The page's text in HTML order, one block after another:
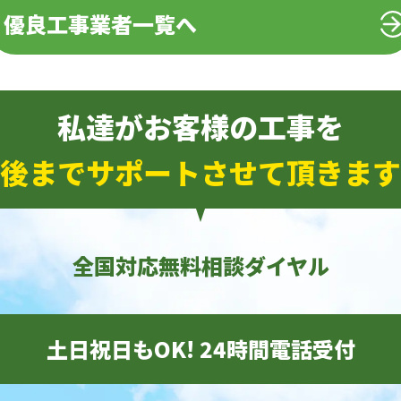
優良工事業者一覧へ
私達がお客様の工事を
までサポートさせて頂きま
全国対応無料相談ダイヤル
土日祝日もOK! 24時間電話受付